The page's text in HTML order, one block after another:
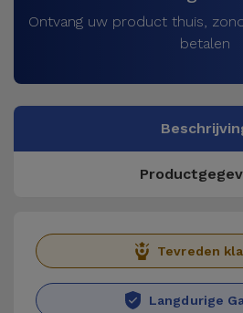
Ontvang uw product thuis,
betalen
Tevreden
Langdurige